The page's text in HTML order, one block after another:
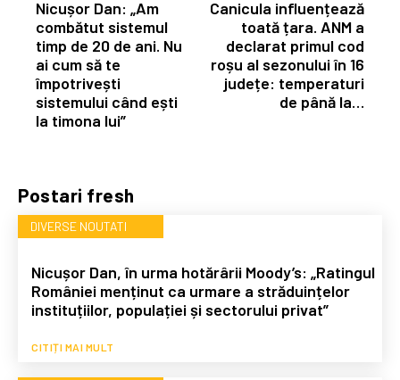
Postari fresh
DIVERSE NOUTATI
Nicușor Dan, în urma hotărârii Moody’s: „Ratingul
României menținut ca urmare a străduințelor
instituțiilor, populației și sectorului privat”
CITIȚI MAI MULT
Nicușor Dan: „Am
combătut sistemul
timp de 20 de ani. Nu
ai cum să te
împotrivești
sistemului când ești
la timona lui”
Canicula influențează
toată țara. ANM a
declarat primul cod
roșu al sezonului în 16
județe: temperaturi
de până la…